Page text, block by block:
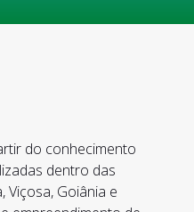
do conhecimento
dentro das
Viçosa, Goiânia e